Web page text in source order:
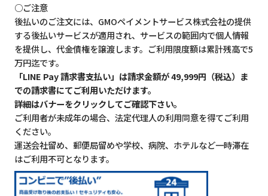
○ご注意
後払いのご注文には、GMOペイメントサービス株式会社の提供
する後払いサービスが適用され、サービスの範囲内で個人情報
を提供し、代金債権を譲渡します。ご利用限度額は累計残高で5
万円迄です。
「LINE Pay 請求書支払い」は請求金額が 49,999円（税込）ま
での請求書にてご利用いただけます。
詳細はバナーをクリックしてご確認下さい。
ご利用者が未成年の場合、法定代理人の利用同意を得てご利用
ください。
運送会社留め、郵便局留めや学校、病院、ホテルなど一時滞在
はご利用不可となります。